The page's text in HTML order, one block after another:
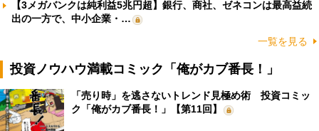
【3メガバンクは純利益5兆円超】銀行、商社、ゼネコンは最高益続
出の一方で、中小企業・…
一覧を見る
投資ノウハウ満載コミック「俺がカブ番長！」
「売り時」を逃さないトレンド見極め術 投資コミッ
ク「俺がカブ番長！」【第11回】